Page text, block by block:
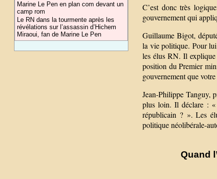
Marine Le Pen en plan com devant un
camp rom
Le RN dans la tourmente après les
révélations sur l’assassin d’Hichem
Miraoui, fan de Marine Le Pen
C’est donc très
gouvernement qui
Guillaume Bigot,
la vie politique. Pour
les élus RN. Il
position du Premier
gouvernement que
Jean-Philippe Tanguy,
plus loin. Il déclare : «
républicain ? ». Les
politique néolibérale-
Quand